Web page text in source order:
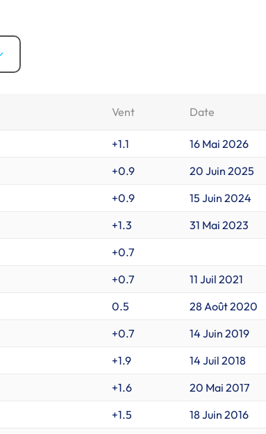
Vent Date
+1.1 16 Mai 2026
+0.9 20 Juin 2025
+0.9 15 Juin 2024
+1.3 31 Mai 2023
+0.7
+0.7 11 Juil 2021
0.5 28 Août 2020
+0.7 14 Juin 2019
+1.9 14 Juil 2018
+1.6 20 Mai 2017
+1.5 18 Juin 2016